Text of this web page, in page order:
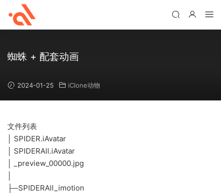
蜘蛛 + 配套动画
2024-01-25 iClone动物
文件列表
│ SPIDER.iAvatar
│ SPIDERAll.iAvatar
│ _preview_00000.jpg
├─SPIDERAll_imotion